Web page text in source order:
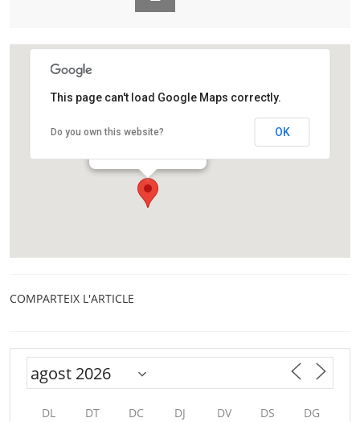
CaixaForum Girona
Carrer dels Ciutadans, 19
This page can't load Google Maps correctly.
Do you own this website? OK
COMPARTEIX L'ARTICLE
DL DT DC DJ DV DS DG